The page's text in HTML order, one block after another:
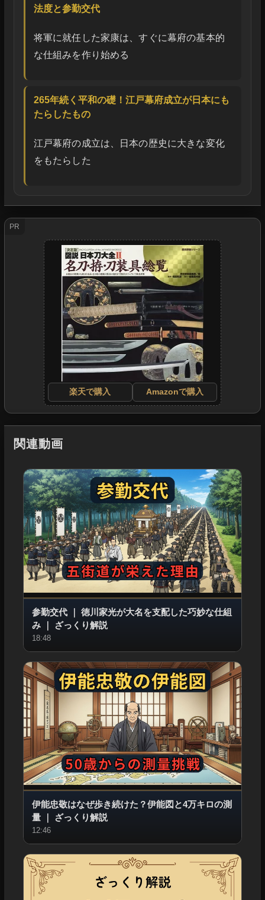
法度と参勤交代
将軍に就任した家康は、すぐに幕府の基本的
な仕組みを作り始める
265年続く平和の礎！江戸幕府成立が日本にも
たらしたもの
江戸幕府の成立は、日本の歴史に大きな変化
をもたらした
PR
楽天で購入 Amazonで購入
関連動画
参勤交代｜ 徳川家光が大名を支配した巧妙な仕組
み｜ ざっくり解説
18:48
伊能忠敬はなぜ歩き続けた？伊能図と4万キロの測
量｜ ざっくり解説
12:46